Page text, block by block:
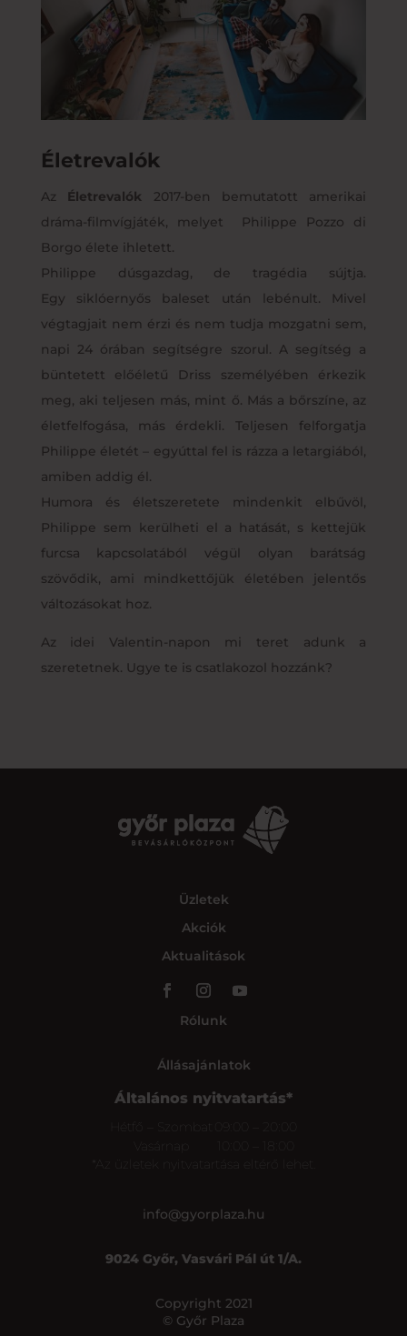
Életrevalók
Az Életrevalók 2017-ben bemutatott amerikai
dráma-filmvígjáték, melyet Philippe Pozzo di
Borgo élete ihletett.
Philippe dúsgazdag, de tragédia sújtja.
Egy siklóernyős baleset után lebénult. Mivel
végtagjait nem érzi és nem tudja mozgatni sem,
napi 24 órában segítségre szorul. A segítség a
büntetett előéletű Driss személyében érkezik
meg, aki teljesen más, mint ő. Más a bőrszíne, az
életfelfogása, más érdekli. Teljesen felforgatja
Philippe életét – egyúttal fel is rázza a letargiából,
amiben addig él.
Humora és életszeretete mindenkit elbűvöl,
Philippe sem kerülheti el a hatását, s kettejük
furcsa kapcsolatából végül olyan barátság
szövődik, ami mindkettőjük életében jelentős
változásokat hoz.
Az idei Valentin-napon mi teret adunk a
szeretetnek. Ugye te is csatlakozol hozzánk?
Üzletek
Akciók
Aktualitások
Rólunk
Állásajánlatok
Általános nyitvatartás*
*Az üzletek nyitvatartása eltérő lehet.
info@gyorplaza.hu
9024 Győr, Vasvári Pál út 1/A.
Copyright 2021
© Győr Plaza